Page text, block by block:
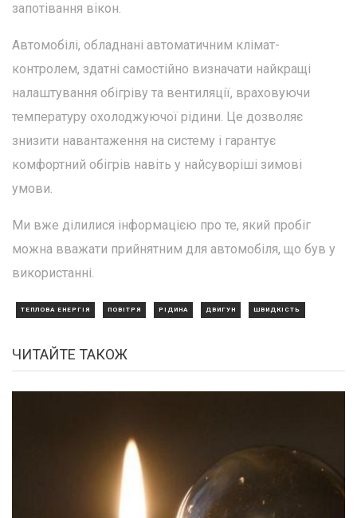
запотівання вікон.
Автомобілі, обладнані автоматичним клімат-
контролем, здатні самостійно визначати найкращі
налаштування обігріву та вентиляції, враховуючи
температуру охолоджуючої рідини. Це дозволяє
знизити навантаження на систему і гарантує
комфортний обігрів навіть у найсуворіші зимові
умови.
Ми вже ділилися інформацією про те, який пробіг
можна вважати прийнятним для автомобіля, що був у
використанні.
ТЕПЛОВА ЕНЕРГІЯ ПОВІТРЯ РІДИНА ДВИГУН ШВИДКІСТЬ
ЧИТАЙТЕ ТАКОЖ